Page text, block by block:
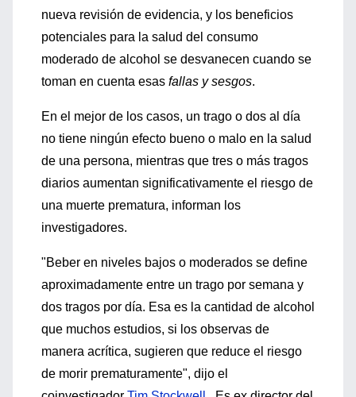
nueva revisión de evidencia, y los beneficios
potenciales para la salud del consumo
moderado de alcohol se desvanecen cuando se
toman en cuenta esas fallas y sesgos.
En el mejor de los casos, un trago o dos al día
no tiene ningún efecto bueno o malo en la salud
de una persona, mientras que tres o más tragos
diarios aumentan significativamente el riesgo de
una muerte prematura, informan los
investigadores.
"Beber en niveles bajos o moderados se define
aproximadamente entre un trago por semana y
dos tragos por día. Esa es la cantidad de alcohol
que muchos estudios, si los observas de
manera acrítica, sugieren que reduce el riesgo
de morir prematuramente", dijo el